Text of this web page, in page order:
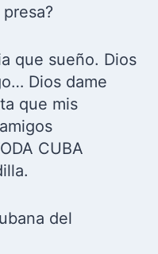
que sueño. Dios
Dios dame
que mis
CUBA
del